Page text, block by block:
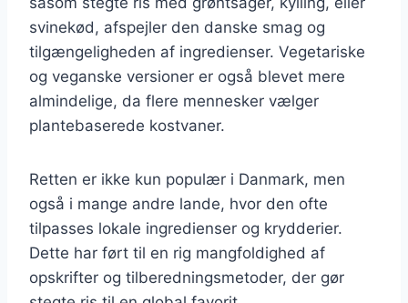
svinekød, afspejler den danske smag og
tilgængeligheden af ingredienser. Vegetariske
og veganske versioner er også blevet mere
almindelige, da flere mennesker vælger
plantebaserede kostvaner.
Retten er ikke kun populær i Danmark, men
også i mange andre lande, hvor den ofte
tilpasses lokale ingredienser og krydderier.
Dette har ført til en rig mangfoldighed af
opskrifter og tilberedningsmetoder, der gør